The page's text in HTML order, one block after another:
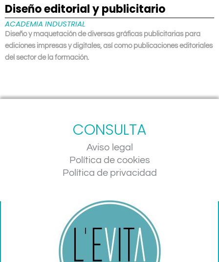
Diseño editorial y publicitario
ACADEMIA INDUSTRIAL
Diseño y maquetación de diversas gráficas publicitarias para
ediciones impresas y digitales, así como publicaciones editoriales
del sector de la formación.
CONSULTA
Aviso legal
Política de cookies
Política de privacidad